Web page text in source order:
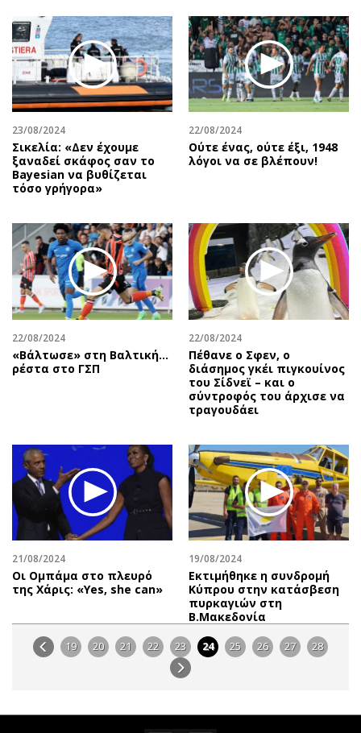
23/08/2024
Σικελία: «Δεν έχουμε
ξαναδεί σκάφος σαν το
Bayesian να βυθίζεται
τόσο γρήγορα»
22/08/2024
Ούτε ένας, ούτε έξι, 1948
λόγοι να σε βλέπουν!
22/08/2024
«Βάλτωσε» στη Βαλτική...
ρέστα στο ΓΣΠ
22/08/2024
Πέθανε ο Σφεν, ο
διάσημος γκέι πιγκουίνος
του Σίδνεϊ – και ο
σύντροφός του άρχισε να
τραγουδάει
21/08/2024
Οι Ομπάμα στο πλευρό
της Χάρις: «Yes, she can»
19/08/2024
Εκτιμήθηκε η συνδρομή
Κύπρου στην κατάσβεση
πυρκαγιών στη
Β.Μακεδονία
19 20 21 22 23 24 25 26 27 28